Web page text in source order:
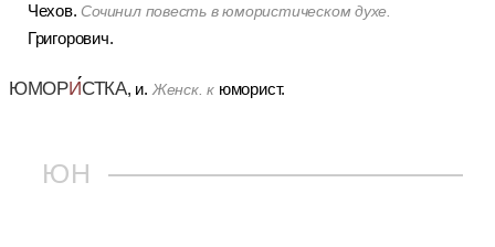
Чехов. Сочинил повесть в юмористическом духе.
Григорович.
ЮМОРИСТКА, и. Женск. к юморист.
ЮН